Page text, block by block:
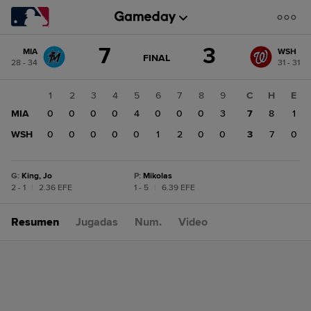
puntuación:
MIA
28 - 34
7 JUEGO
ACTUALIZADO:
FINAL 3
WSH
31 - 31
1 2 3 4 5 6 7 8
9
MIA
0 0 0 0 4 0 0 0
3
WSH
0 0 0 0 0 1 2 0 0
C H
E
7
8
1
3
7 0
G: King, Jo
2 - 1
2.36 EFE
P: Mikolas
1 - 5
6.39 EFE
Resumen Jugadas Num. Video